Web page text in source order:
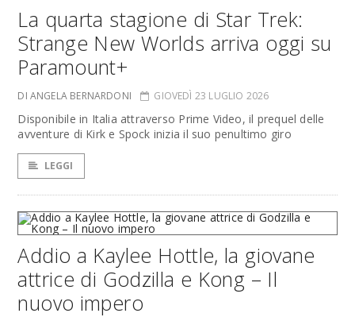
La quarta stagione di Star Trek:
Strange New Worlds arriva oggi su
Paramount+
DI ANGELA BERNARDONI GIOVEDÌ 23 LUGLIO 2026
Disponibile in Italia attraverso Prime Video, il prequel delle
avventure di Kirk e Spock inizia il suo penultimo giro
LEGGI
Addio a Kaylee Hottle, la giovane
attrice di Godzilla e Kong – Il
nuovo impero